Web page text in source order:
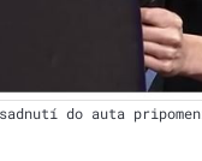
do auta